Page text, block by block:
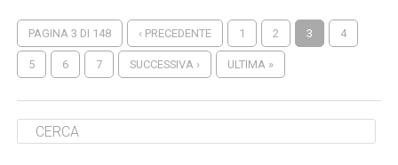
PAGINA 3 DI 148 ‹ PRECEDENTE 1 2 3 4
5 6 7 SUCCESSIVA › ULTIMA »